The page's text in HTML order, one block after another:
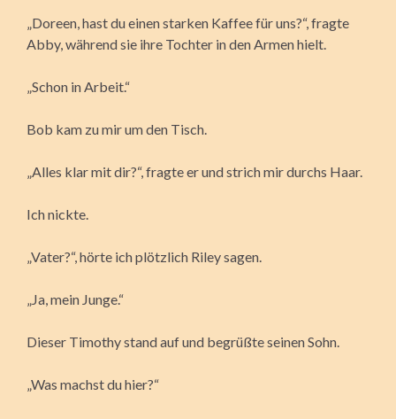
„Doreen, hast du einen starken Kaffee für uns?“, fragte
Abby, während sie ihre Tochter in den Armen hielt.
„Schon in Arbeit.“
Bob kam zu mir um den Tisch.
„Alles klar mit dir?“, fragte er und strich mir durchs Haar.
Ich nickte.
„Vater?“, hörte ich plötzlich Riley sagen.
„Ja, mein Junge.“
Dieser Timothy stand auf und begrüßte seinen Sohn.
„Was machst du hier?“